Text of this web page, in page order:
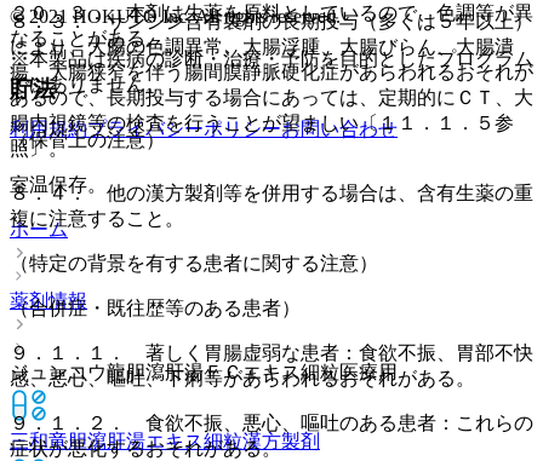
２０．３． 本剤は生薬を原料としているので、色調等が異
なることがある。
貯法
（保管上の注意）
室温保存。
ホーム
薬剤情報
ジュンコウ龍胆瀉肝湯ＦＣエキス細粒医療用
三和竜胆瀉肝湯エキス細粒漢方製剤
８．３． サンシシ含有製剤の長期投与（多くは５年以上）
により、大腸の色調異常、大腸浮腫、大腸びらん、大腸潰
瘍、大腸狭窄を伴う腸間膜静脈硬化症があらわれるおそれが
あるので、長期投与する場合にあっては、定期的にＣＴ、大
腸内視鏡等の検査を行うことが望ましい〔１１．１．５参
照〕。
８．４． 他の漢方製剤等を併用する場合は、含有生薬の重
複に注意すること。
（特定の背景を有する患者に関する注意）
（合併症・既往歴等のある患者）
９．１．１． 著しく胃腸虚弱な患者：食欲不振、胃部不快
感、悪心、嘔吐、下痢等があらわれるおそれがある。
９．１．２． 食欲不振、悪心、嘔吐のある患者：これらの
症状が悪化するおそれがある。
© 2021 HOKUTO Inc. All rights reserved.
※本製品は疾病の診断・治療・予防を目的としたプログラム
ではありません。
利用規約プライバシーポリシーお問い合わせ